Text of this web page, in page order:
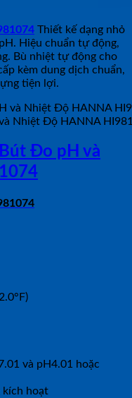
Thiết kế dạng nhỏ
Hiệu chuẩn tự động,
Bù nhiệt tự động cho
kèm dung dịch chuẩn,
tiện lợi.
Nhiệt Độ HANNA
Bút Đo pH và
và pH4.01 hoặc
kích hoạt